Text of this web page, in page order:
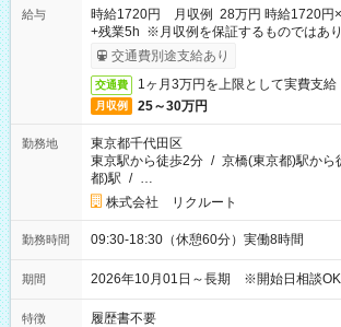
給与
時給1720円 月収例 28万円 時給1720円
+残業5h ※月収例を保証するものではあ
取りサービス利用可（利用条件有）
交通費別途支給あり
交通費 1ヶ月3万円を上限として実費支給
月収例 25～30万円
勤務地
東京都千代田区
東京駅から徒歩2分 / 京橋(東京都)駅から
都)駅 / …
株式会社 リクルート
勤務時間 09:30-18:30（休憩60分）実働8時間
期間 2026年10月01日～長期 ※開始日相談
特徴 履歴書不要